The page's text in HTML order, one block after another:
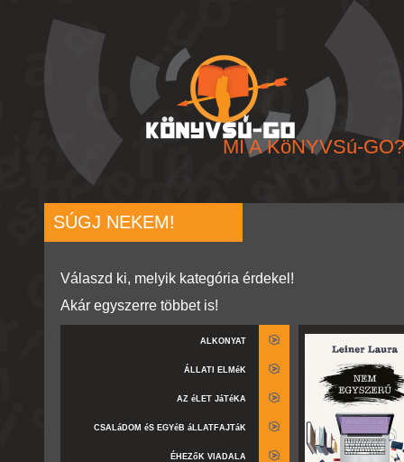
MI A KöNYVSú-
SÚGJ NEKEM!
Válaszd ki, melyik kategória érdekel!
Akár egyszerre többet is!
ALKONYAT
ÁLLATI ELMéK
AZ éLET JáTéKA
CSALáDOM éS EGYéB áLLATFAJTáK
ÉHEZőK VIADALA